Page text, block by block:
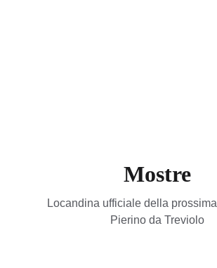
Mostre
Locandina ufficiale della
Pierino da Treviolo